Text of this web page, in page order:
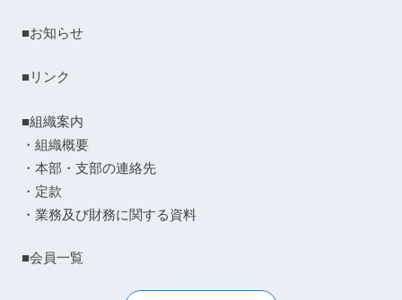
■お知らせ
■リンク
■組織案内
・組織概要
・本部・支部の連絡先
・定款
・業務及び財務に関する資料
■会員一覧